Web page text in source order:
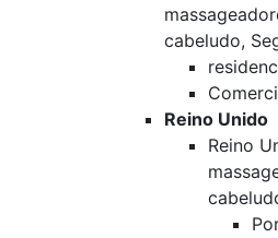
cabeludo,
Reino Unido
Reino